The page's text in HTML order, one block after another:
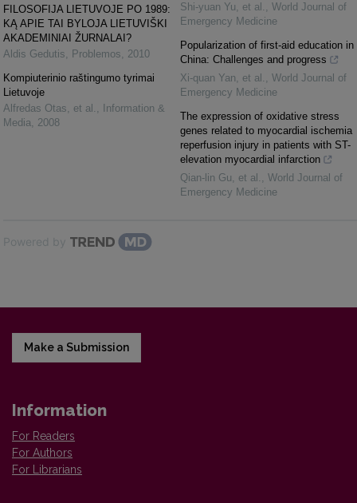
FILOSOFIJA LIETUVOJE PO 1989:
KĄ APIE TAI BYLOJA LIETUVIŠKI
AKADEMINIAI ŽURNALAI?
Aldis Gedutis, Problemos, 2010
Kompiuterinio raštingumo tyrimai
Lietuvoje
Alfredas Otas, et al. ,
Information &
Media, 2008
Shi-yuan Yu, et al. , World Journal of
Emergency Medicine
Popularization of first-aid education in
China: Challenges and progress
Xi-quan Yan, et al. , World Journal of
Emergency Medicine
The expression of oxidative stress
genes related to myocardial ischemia
reperfusion injury in patients with ST-
elevation myocardial infarction
Qian-lin Gu, et al. , World Journal of
Emergency Medicine
Powered by
Make a Submission
Information
For Readers
For Authors
For Librarians